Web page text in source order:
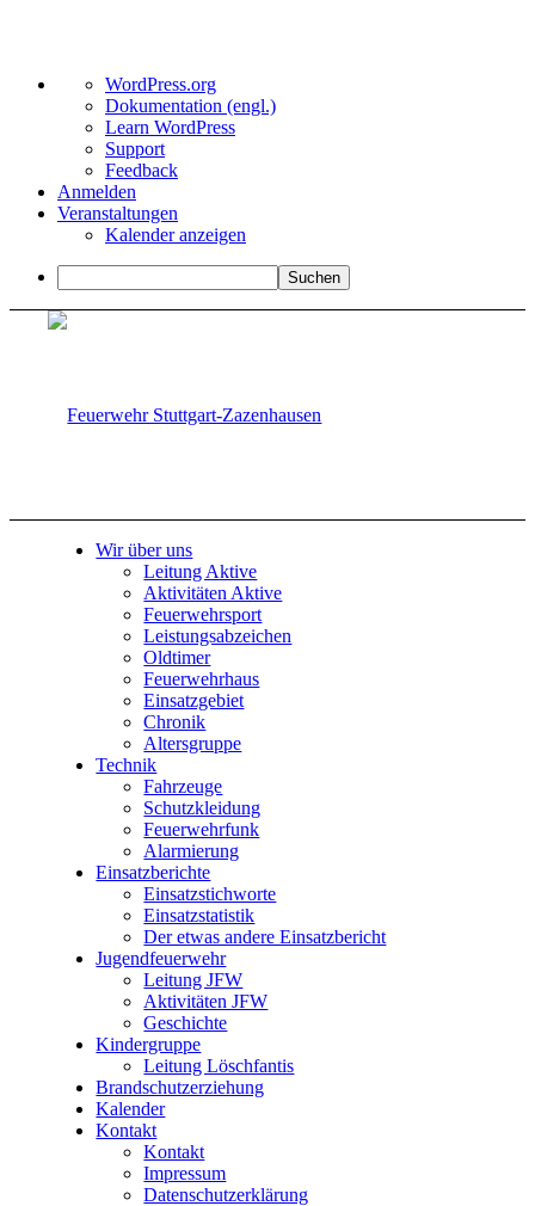
Über
WordPress
WordPress.org
Dokumentation (engl.)
Learn WordPress
Support
Feedback
Anmelden
Veranstaltungen
Kalender anzeigen
Suchen
Wir über uns
Leitung Aktive
Aktivitäten Aktive
Feuerwehrsport
Leistungsabzeichen
Oldtimer
Feuerwehrhaus
Einsatzgebiet
Chronik
Altersgruppe
Technik
Fahrzeuge
Schutzkleidung
Feuerwehrfunk
Alarmierung
Einsatzberichte
Einsatzstichworte
Einsatzstatistik
Der etwas andere Einsatzbericht
Jugendfeuerwehr
Leitung JFW
Aktivitäten JFW
Geschichte
Kindergruppe
Leitung Löschfantis
Brandschutzerziehung
Kalender
Kontakt
Kontakt
Impressum
Datenschutzerklärung